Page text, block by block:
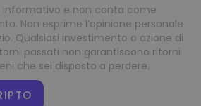
informativo e non conta come
Non esprime l’opinione personale
Qualsiasi investimento o azione di
passati non garantiscono ritorni
che sei disposto a perdere.